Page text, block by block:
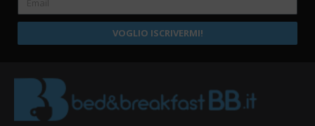
VOGLIO ISCRIVERMI!